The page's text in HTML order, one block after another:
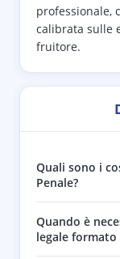
professionale,
calibrata sulle
fruitore.
Quali sono i
Penale?
Quando è
legale